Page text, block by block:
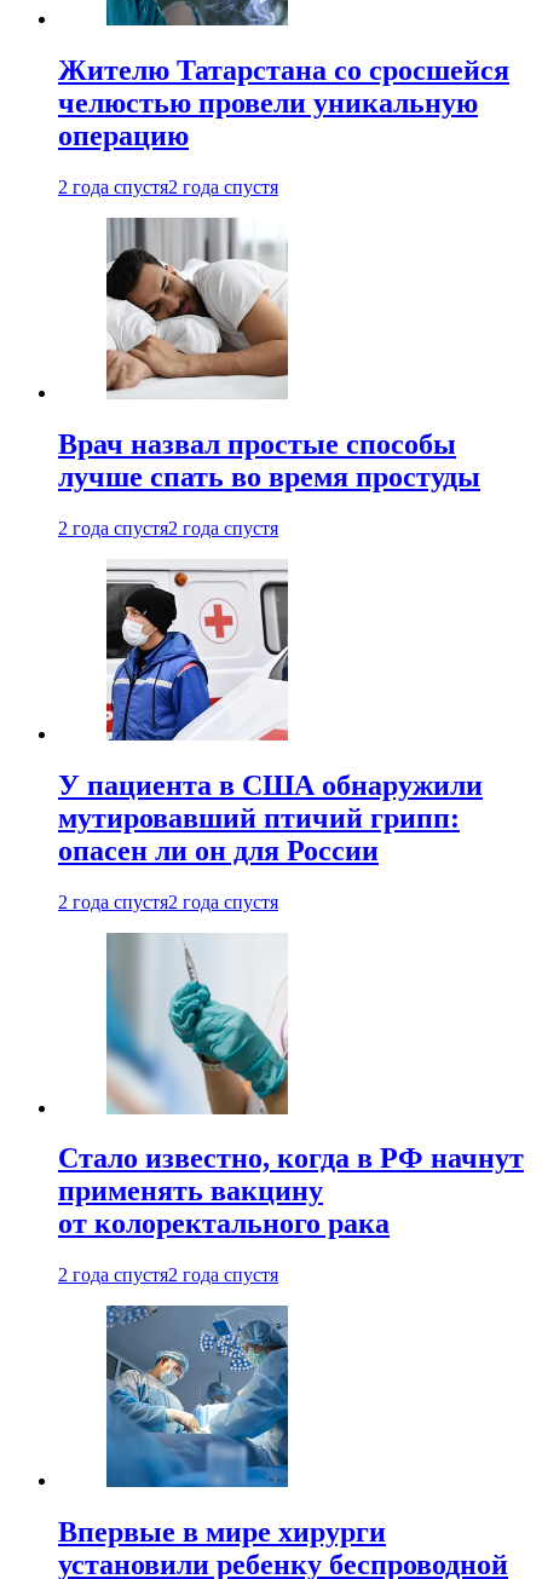
Жителю Татарстана со сросшейся
челюстью провели уникальную
операцию
2 года спустя2 года спустя
Врач назвал простые способы
лучше спать во время простуды
2 года спустя2 года спустя
У пациента в США обнаружили
мутировавший птичий грипп:
опасен ли он для России
2 года спустя2 года спустя
Стало известно, когда в РФ начнут
применять вакцину
от колоректального рака
2 года спустя2 года спустя
Впервые в мире хирурги
установили ребенку беспроводной